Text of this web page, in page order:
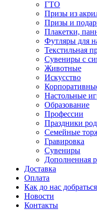
ГТО
Призы из
Призы и
Плакетки,
Футляры для
Текстильная
Сувениры с
Животные
Искусство
Настольные
Образование
Профессии
Праздники
Семейные
Гравировка
Сувениры
Дополненная
Доставка
Оплата
Как до нас добраться
Новости
Контакты